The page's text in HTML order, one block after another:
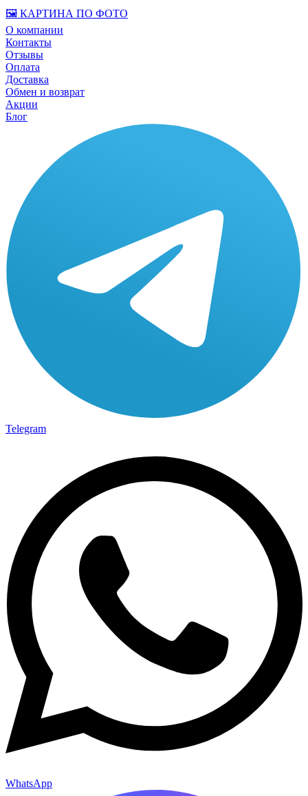
🖼️ КАРТИНА ПО ФОТО
О компании
Контакты
Отзывы
Оплата
Доставка
Обмен и возврат
Акции
Блог
Telegram
WhatsApp